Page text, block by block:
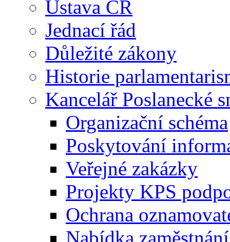
Ústava ČR
Jednací řád
Důležité zákony
Historie
Kancelář Poslanecké
Organizační schéma
Poskytování
Veřejné zakázky
Projekty KPS
Ochrana